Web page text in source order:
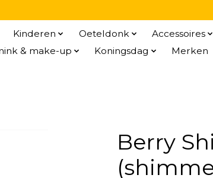
Kinderen Oeteldonk Accessoires
& make-up Koningsdag Merken
Berry